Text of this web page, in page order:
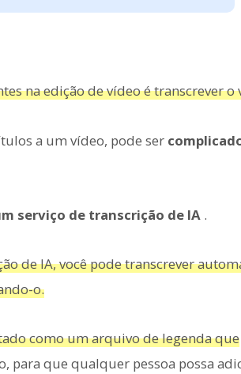
na edição de vídeo é transcrever o
a um vídeo, pode ser
serviço de transcrição de IA .
de IA, você pode transcrever
o.
como um arquivo de legenda que
para que qualquer pessoa possa